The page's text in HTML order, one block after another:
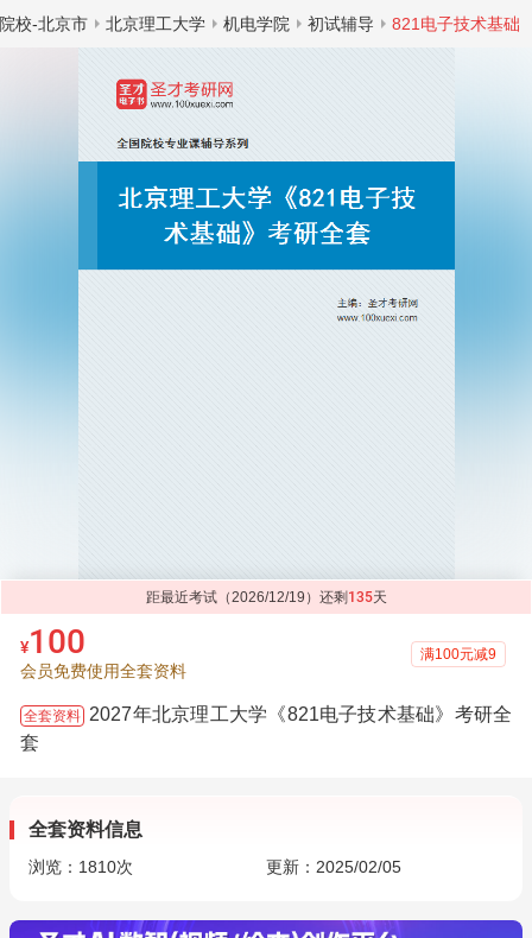
校-北京市 北京理工大学 机电学院 初试辅导 821电子技术基础
距最近考试（2026/12/19）还剩 135天
¥100
会员免费使用全套资料
满100元减9
全套资料 2027年北京理工大学《821电子技术基础》考研全
套
全套资料信息
浏览： 1810次 更新：2025/02/05